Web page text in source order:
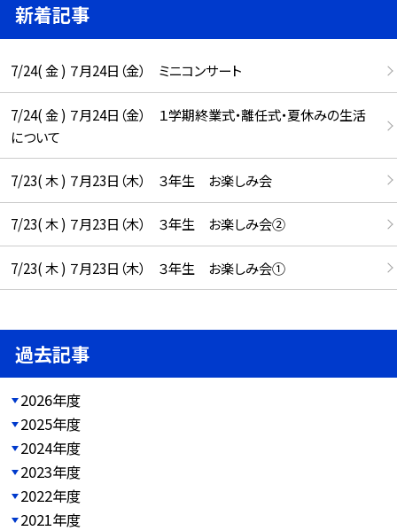
新着記事
7/24( 金 ) ７月24日（金） ミニコンサート
7/24( 金 ) ７月24日（金） １学期終業式・離任式・夏休みの生活
について
7/23( 木 ) ７月23日（木） ３年生 お楽しみ会
7/23( 木 ) ７月23日（木） ３年生 お楽しみ会②
7/23( 木 ) ７月23日（木） ３年生 お楽しみ会①
過去記事
2026年度
2025年度
2024年度
2023年度
2022年度
2021年度